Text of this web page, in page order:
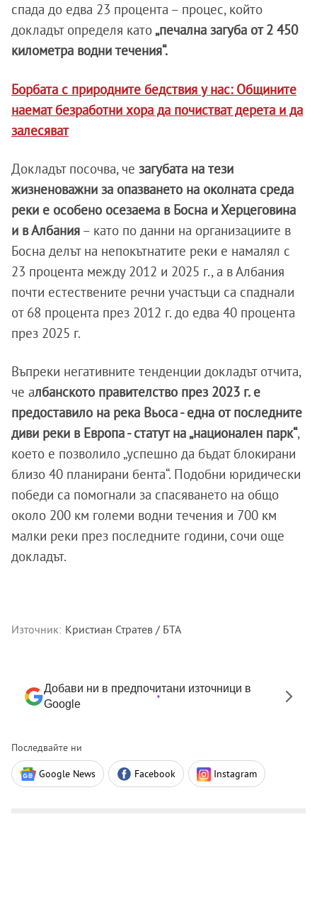
спада до едва 23 процента – процес, който
докладът определя като„печална загуба от 2 450
километра водни течения“.
Борбата с природните бедствия у нас: Общините
наемат безработни хора да почистват дерета и да
залесяват
Докладът посочва, че загубата на тези
жизненоважни за опазването на околната среда
реки е особено осезаема в Босна и Херцеговина
и в Албания – като по данни на организациите в
Босна делът на непокътнатите реки е намалял с
23 процента между 2012 и 2025 г., а в Албания
почти естествените речни участъци са спаднали
от 68 процента през 2012 г. до едва 40 процента
през 2025 г.
Въпреки негативните тенденции докладът отчита,
че албанското правителство през 2023 г. е
предоставило на река Вьоса - една от последните
диви реки в Европа - статут на „национален парк“,
което е позволило „успешно да бъдат блокирани
близо 40 планирани бента“. Подобни юридически
победи са помогнали за спасяването на общо
около 200 км големи водни течения и 700 км
малки реки през последните години, сочи още
докладът.
Източник: Кристиан Стратев / БТА
Добави ни в предпочитани източници в
Google
Последвайте ни
Google News Facebook Instagram